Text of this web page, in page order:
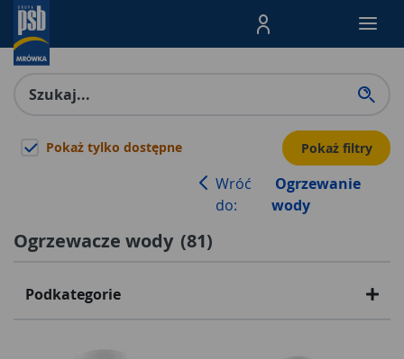
Menu Produktów,
Pokaż tylko dostępne Pokaż filtry
Wróć
do:
Ogrzewanie
wody
Ogrzewacze wody (81)
Podkategorie